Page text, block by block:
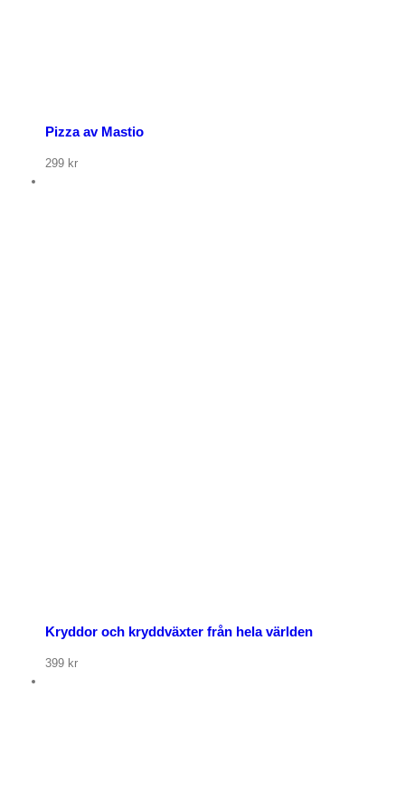
Pizza av Mastio
299 kr
Kryddor och kryddväxter från hela världen
399 kr